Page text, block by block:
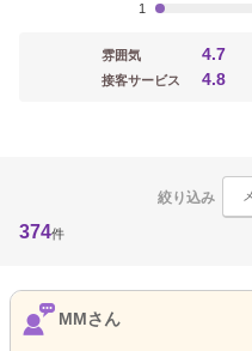
1
雰囲気 4.7
接客サービス 4.8
絞り込み
374件
MMさん